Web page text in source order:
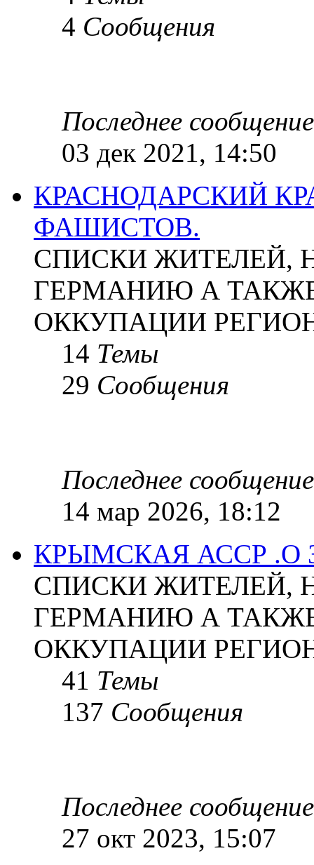
4 Сообщения
Последнее сообщение
03 дек 2021, 14:50
КРАСНОДАРСКИЙ
ФАШИСТОВ.
СПИСКИ ЖИТЕЛЕЙ,
ГЕРМАНИЮ А
ОККУПАЦИИ
14 Темы
29 Сообщения
Последнее сообщение
14 мар 2026, 18:12
КРЫМСКАЯ АССР .О
СПИСКИ ЖИТЕЛЕЙ,
ГЕРМАНИЮ А
ОККУПАЦИИ
41 Темы
137 Сообщения
Последнее сообщение
27 окт 2023, 15:07